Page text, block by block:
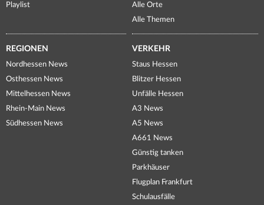
Playlist
Alle Orte
Alle Themen
REGIONEN
Nordhessen News
Osthessen News
Mittelhessen News
Rhein-Main News
Südhessen News
VERKEHR
Staus Hessen
Blitzer Hessen
Unfälle Hessen
A3 News
A5 News
A661 News
Günstig tanken
Parkhäuser
Flugplan Frankfurt
Schulausfälle